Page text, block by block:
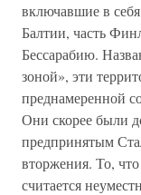
включавшие в
Балтии, часть
Бессарабию.
зоной», эти
преднамеренной
Они скорее были
предпринятым
вторжения. То,
считается